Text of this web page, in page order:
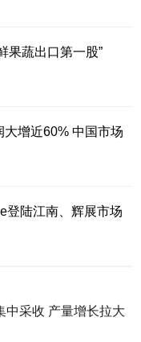
果蔬出口第一股”
增近60% 中国市场
登陆江南、辉展市场
增长拉大